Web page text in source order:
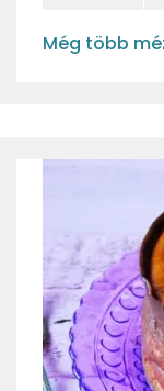
Még több